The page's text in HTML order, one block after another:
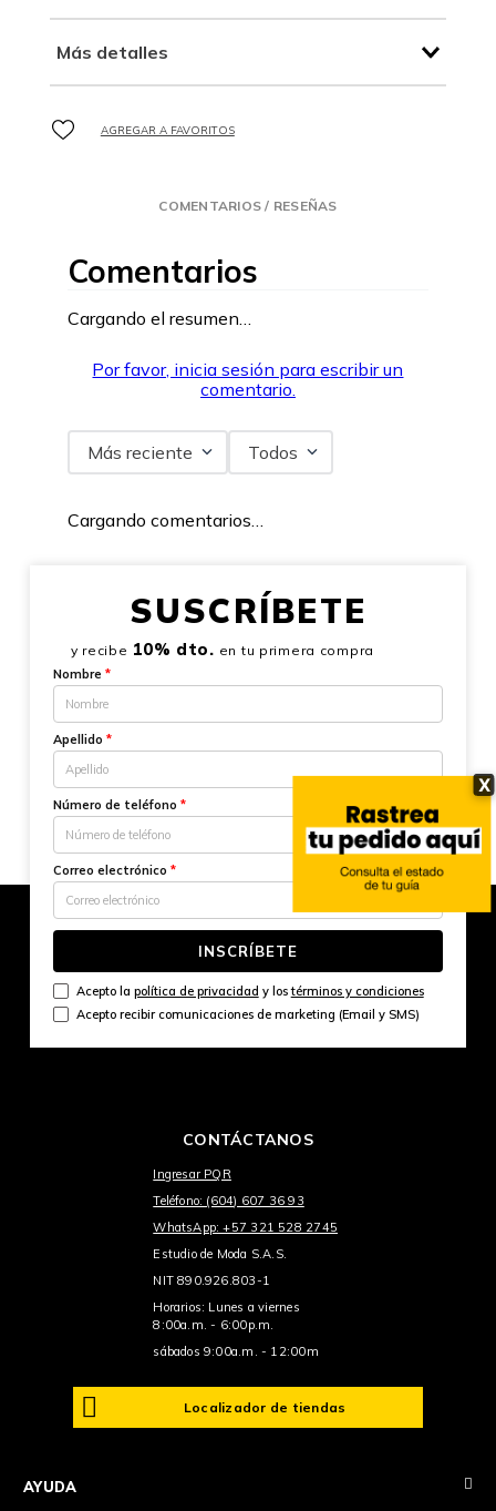
X
Más detalles
COMENTARIOS / RESEÑAS
Comentarios
Cargando el resumen…
Por favor, inicia sesión para escribir un
comentario.
Más reciente Todos
Cargando comentarios…
SUSCRÍBETE
y recibe 10% dto. en tu primera compra
Nombre *
Apellido *
Número de teléfono *
Correo electrónico *
INSCRÍBETE
Acepto la política de privacidad y lostérminos y condiciones
Acepto recibir comunicaciones de marketing (Email y SMS)
CONTÁCTANOS
Ingresar PQR
Teléfono: (604) 607 36 93
WhatsApp: +57 321 528 2745
Estudio de Moda S.A.S.
NIT 890.926.803-1
Horarios: Lunes a viernes
8:00a.m. - 6:00p.m.
sábados 9:00a.m. - 12:00m
Localizador de tiendas
AYUDA +